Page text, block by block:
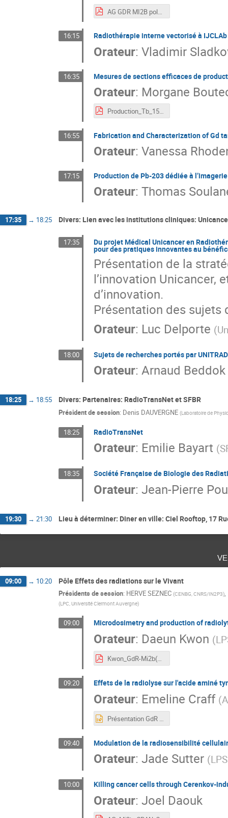
16:15 Radiothérapie interne vectorisé à IJCLAb
Orateur: Vladimir
16:35 Mesures de sections efficaces de
Orateur: Morgane
Production_Tb_155_cibles_pures_M_BOUTECULET.pdf
16:55 Fabrication and Characterization of Gd
Orateur: Vanessa
17:15 Production de Pb-203 dédiée à
Orateur: Thomas
17:35 → 18:25 Divers: Lien avec les institutions cliniques:
17:35 Du projet Médical Unicancer en
pour des pratiques innovantes au
Présentation de la
l’innovation Unicancer,
d’innovation.
Présentation des sujets
Orateur: Luc Delporte (
18:00 Sujets de recherches portés par UNITRAD
Orateur: Arnaud Beddok
18:25 → 18:55 Divers: Partenaires: RadioTransNet et SFBR
Président de session: Denis DAUVERGNE (Laboratoire de
18:25 RadioTransNet
Orateur: Emilie Bayart (
18:35 Société Française de Biologie des
Orateur: Jean-Pierre
19:30 → 21:30 Lieu à déterminer: Diner en ville: Ciel Rooftop, 17
09:00 → 10:20 Pôle Effets des radiations sur le Vivant
Présidents de session: HERVE SEZNEC (CENBG, CNRS/IN2P3),
(LPC, Université Clermont Auvergne)
09:00 Microdosimetry and production of
Orateur: Daeun Kwon (
Kwon_GdR-Mi2b(Grenoble).pdf
09:20 Effets de la radiolyse sur l'acide aminé
Orateur: Emeline Craff (
Présentation GdR E.CRAFF (2).pptx
09:40 Modulation de la radiosensibilité
Orateur: Jade Sutter (
10:00 Killing cancer cells through Cerenkov-
Orateur: Joel Daouk